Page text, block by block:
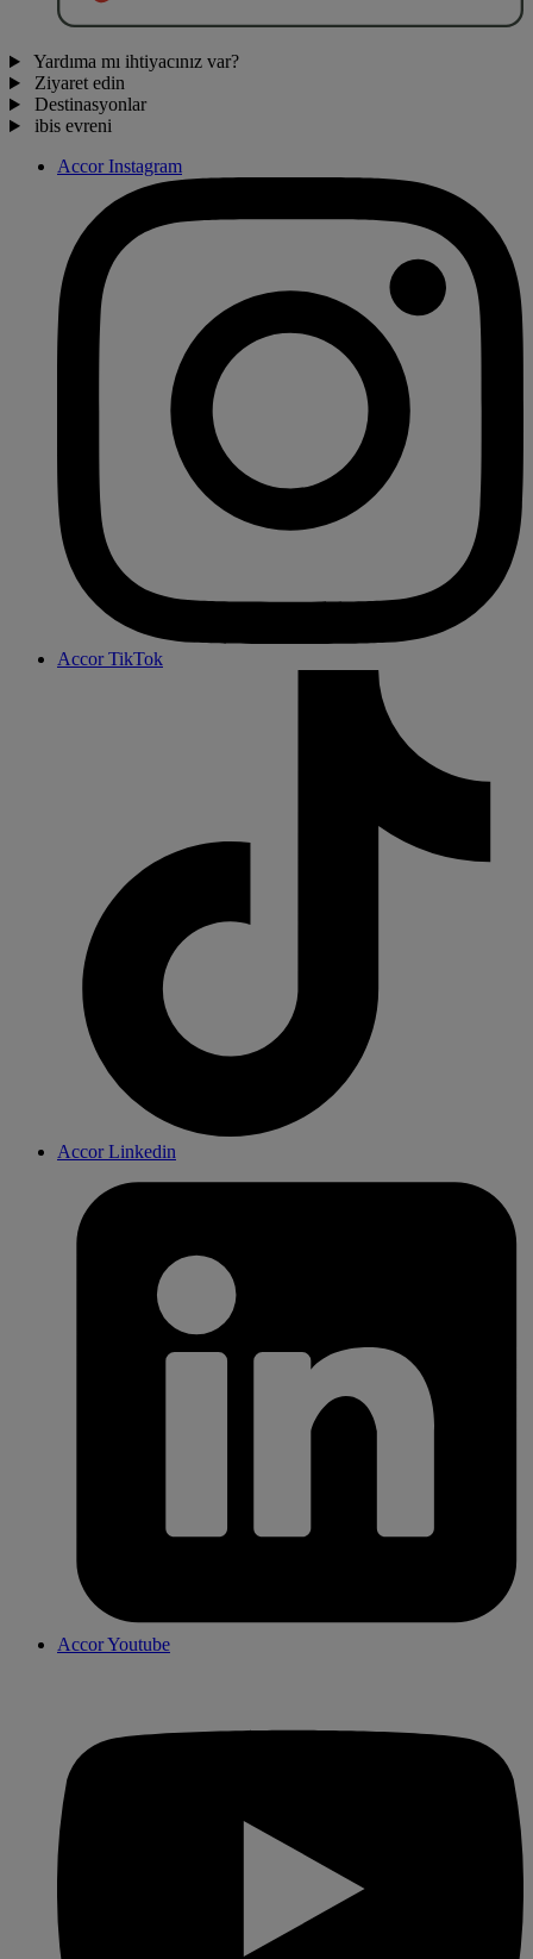
Yardıma mı ihtiyacınız var?
Ziyaret edin
Destinasyonlar
ibis evreni
Accor Instagram
Accor TikTok
Accor Linkedin
Accor Youtube